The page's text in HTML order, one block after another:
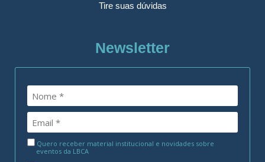
Tire suas dúvidas
Newsletter
Quero receber material institucional e novidades sobre
eventos da LBCA